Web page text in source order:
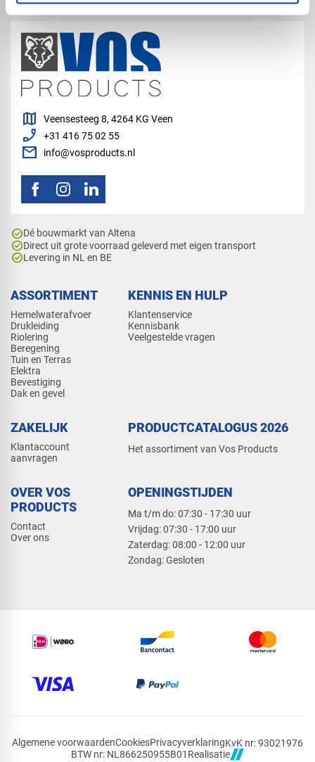
ASSORTIMENT
Hemelwaterafvoer
Drukleiding
Riolering
Beregening
Tuin en Terras
Elektra
Bevestiging
Dak en gevel
KENNIS EN HULP
Klantenservice
Kennisbank
Veelgestelde vragen
ZAKELIJK
Klantaccount
aanvragen
PRODUCTCATALOGUS 2026
Het assortiment van Vos Products
OVER VOS
PRODUCTS
Contact
Over ons
OPENINGSTIJDEN
Ma t/m do: 07:30 - 17:30 uur
​Vrijdag: 07:30 - 17:00 uur
​Zaterdag: 08:00 - 12:00 uur
​Zondag: Gesloten
map Veensesteeg 8, 4264 KG Veen
phone_enabled +31 416 75 02 55
mail info@vosproducts.nl
check_circleDé bouwmarkt van Altena
check_circleDirect uit grote voorraad geleverd met eigen transport
check_circleLevering in NL en BE
Algemene voorwaardenCookiesPrivacyverklaringKvK nr: 93021976
BTW nr: NL866250955B01 Realisatie